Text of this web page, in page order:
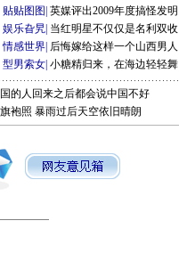
贴贴图图 英媒评出2009年度搞怪发明
娱乐旮旯 当红明星不仅仅是名利双收
情感世界 后悔嫁给这样一个山西男人
型男索女 小糖精归来，在海边轻轻舞
的人回来之后都会说中国不好
袍照 暴雨过后天空依旧晴朗